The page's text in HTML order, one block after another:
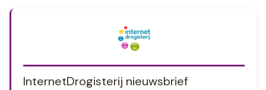
InternetDrogisterij nieuwsbrief